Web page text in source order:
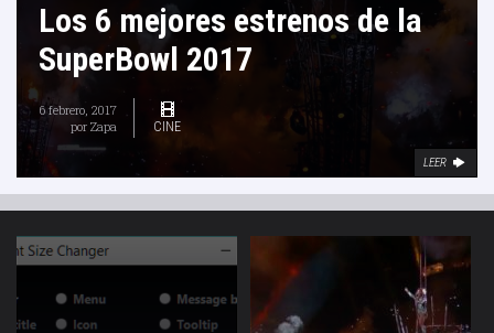
Los 6 mejores estrenos de la
SuperBowl 2017
6 febrero, 2017
por Zapa CINE
LEER